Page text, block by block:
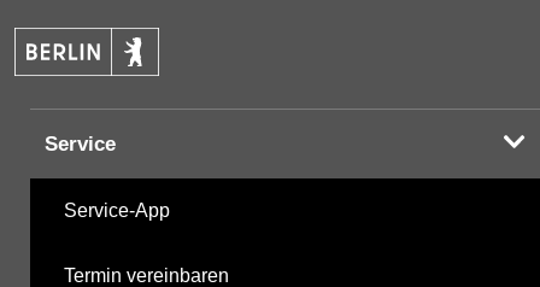
Service
Service-App
Termin vereinbaren